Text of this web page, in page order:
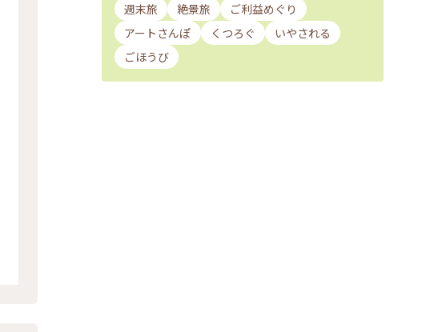
週末旅 絶景旅
ご利益めぐり
アートさんぽ
くつろぐ
いやされる
ごほうび